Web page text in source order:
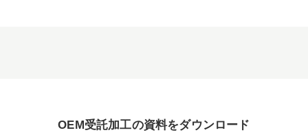
OEM受託加工の資料をダウンロード